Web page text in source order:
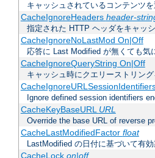
キャッシュされているコンテンツ
CacheIgnoreHeaders header-
指定された HTTP ヘッダをキャッ
CacheIgnoreNoLastMod On|Off
応答に Last Modified が無くても気
CacheIgnoreQueryString On|Off
キャッシュ時にクエリーストリン
Ignore defined session identifiers
CacheKeyBaseURL URL
Override the base URL of reverse
CacheLastModifiedFactor float
LastModified の日付に基づいて有
CacheLock on|off